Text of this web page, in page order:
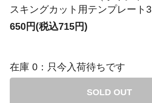
スキングカット用テンプレート3
650円(税込715円)
在庫 0：只今入荷待ちです
SOLD OUT